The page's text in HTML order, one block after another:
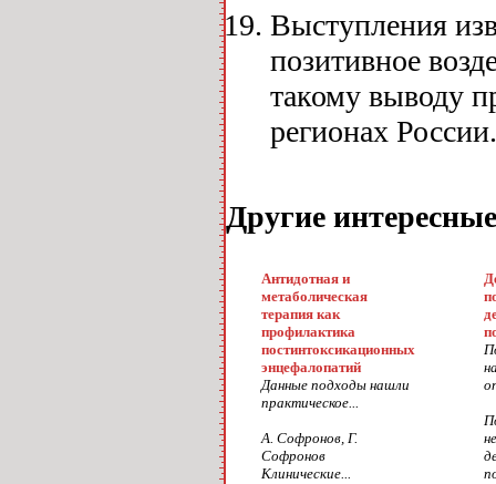
Выступления
позитивное
такому выводу
регионах России.
Другие
Антидотная и
метаболическая
терапия как
профилактика
постинтоксикационных
энцефалопатий
Данные подходы нашли
практическое...
А. Софронов, Г.
Софронов
Клинические...